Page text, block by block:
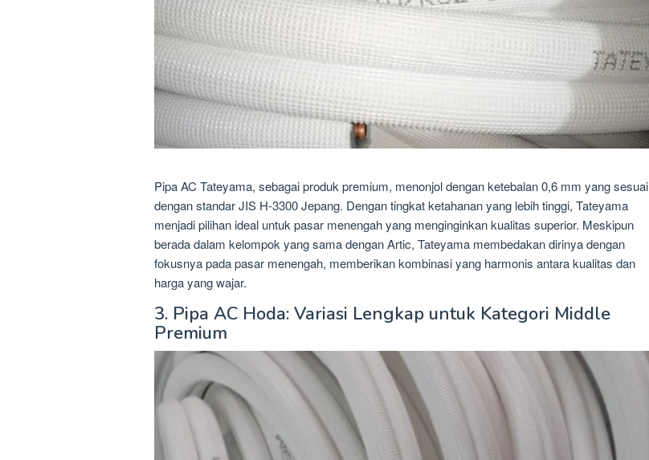
Pipa AC Tateyama, sebagai produk premium, menonjol dengan ketebalan 0,6 mm yang sesuai
dengan standar JIS H-3300 Jepang. Dengan tingkat ketahanan yang lebih tinggi, Tateyama
menjadi pilihan ideal untuk pasar menengah yang menginginkan kualitas superior. Meskipun
berada dalam kelompok yang sama dengan Artic, Tateyama membedakan dirinya dengan
fokusnya pada pasar menengah, memberikan kombinasi yang harmonis antara kualitas dan
harga yang wajar.
3. Pipa AC Hoda: Variasi Lengkap untuk Kategori Middle
Premium